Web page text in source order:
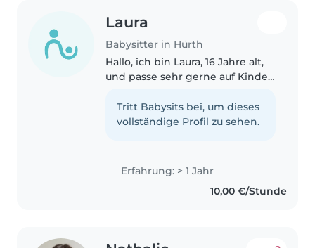
Laura
Babysitter in Hürth
Hallo, ich bin Laura, 16 Jahre alt,
und passe sehr gerne auf Kinder
meine kleine Nichte aufgepasst
und außerdem ein Praktikum im
Tritt Babysits bei, um dieses
vollständige Profil zu sehen.
Erfahrung: > 1 Jahr
10,00 €/Stunde